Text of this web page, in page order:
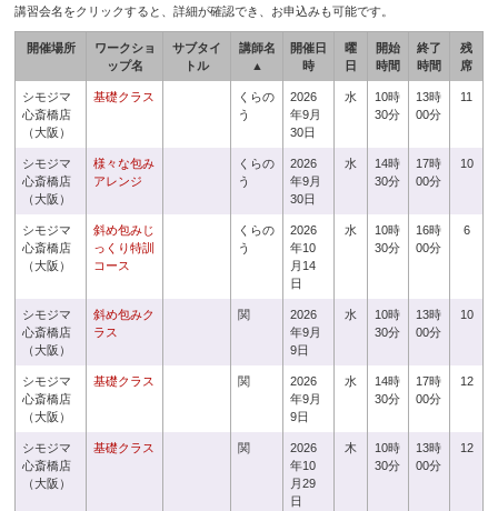
講習会名をクリックすると、詳細が確認でき、お申込みも可能です。
開催場所
ワークショ
ップ名
サブタイ
トル
講師名
▲
開催日
時
曜
日
開始
時間
終了
時間
残
席
シモジマ
心斎橋店
（大阪）
基礎クラス
くらの
う
2026
年9月
30日
水
10時
30分
13時
00分
11
シモジマ
心斎橋店
（大阪）
様々な包み
アレンジ
くらの
う
2026
年9月
30日
水
14時
30分
17時
00分
10
シモジマ
心斎橋店
（大阪）
斜め包みじ
っくり特訓
コース
くらの
う
2026
年10
月14
日
水
10時
30分
16時
00分
6
シモジマ
心斎橋店
（大阪）
斜め包みク
ラス
関
2026
年9月
9日
水
10時
30分
13時
00分
10
シモジマ
心斎橋店
（大阪）
基礎クラス 関
2026
年9月
9日
水
14時
30分
17時
00分
12
シモジマ
心斎橋店
（大阪）
基礎クラス 関
2026
年10
月29
日
木
10時
30分
13時
00分
12